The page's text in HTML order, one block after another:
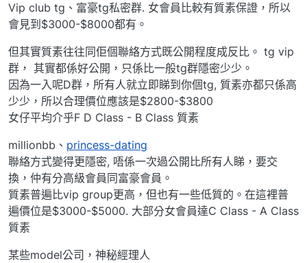
Vip club tg、富豪tg私密群. 女會員比較有質素保證，所以
會見到$3000-$8000都有。
但其實質素往往同佢個聯絡方式既公開程度成反比。 tg vip
群， 其實都係好公開，只係比一般tg群隱密少少。
因為一入呢D群，所有人就立即睇到你個tg, 質素亦都只係高
少少，所以合理價位應該是$2800-$3800
女仔平均介乎F D Class - B Class 質素
millionbb、 princess-dating
聯絡方式變得更隱密, 唔係一次過公開比所有人睇，要交
換，仲有分高級會員同富豪會員。
質素普遍比vip group更高，但也有一些低質的。在這裡普
遍價位是$3000-$5000. 大部分女會員達C Class - A Class
質素
某些model公司，神秘經理人